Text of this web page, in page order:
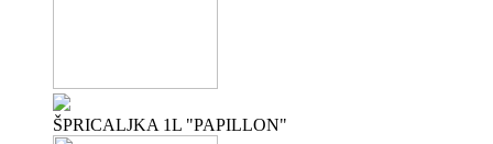
ŠPRICALJKA 1L "PAPILLON"